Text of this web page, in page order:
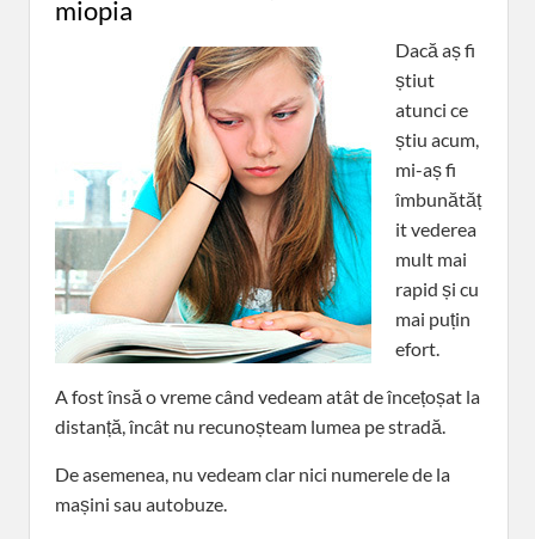
miopia
Dacă aș fi
știut
atunci ce
știu acum,
mi-aș fi
îmbunătăț
it vederea
mult mai
rapid și cu
mai puțin
efort.
A fost însă o vreme când vedeam atât de încețoșat la
distanță, încât nu recunoșteam lumea pe stradă.
De asemenea, nu vedeam clar nici numerele de la
mașini sau autobuze.